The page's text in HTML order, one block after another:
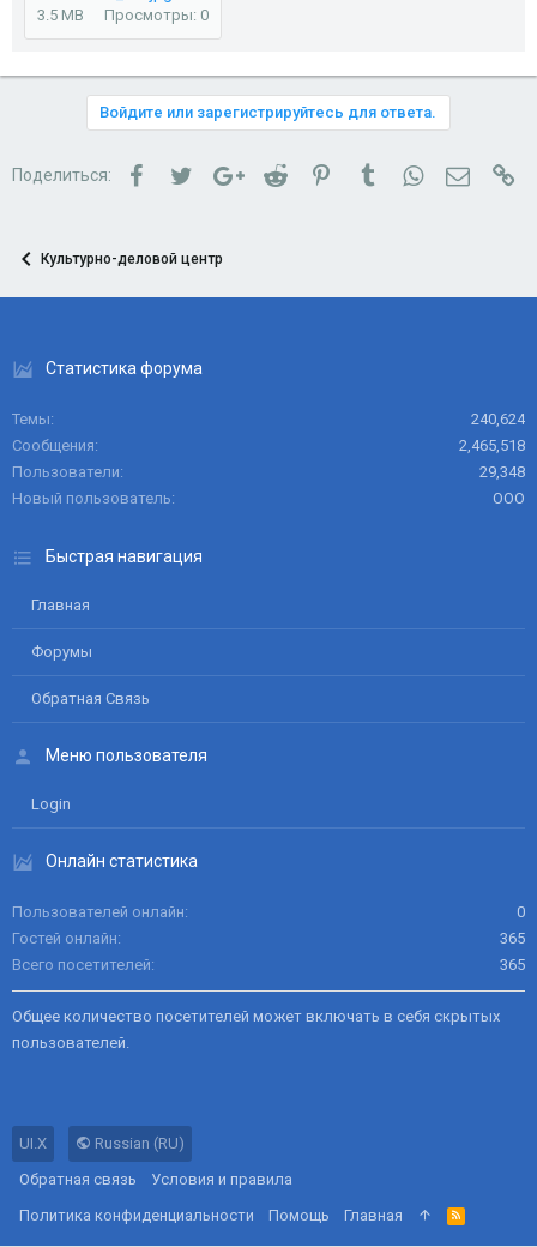
3.5 MB Просмотры: 0
Войдите или зарегистрируйтесь для ответа.
Поделиться: FacebookTwitterGoogle+Reddit PinterestTumblrWhatsApp
Культурно-деловой центр
Статистика форума
Темы
240,624
Сообщения
2,465,518
Пользователи
29,348
Новый пользователь
ООО
Быстрая навигация
Главная
Форумы
Обратная Связь
Меню пользователя
Login
Онлайн статистика
Пользователей онлайн
0
Гостей онлайн
365
Всего посетителей
365
Общее количество посетителей может включать в себя скрытых
пользователей.
UI.X
Russian (RU)
Обратная связь
Условия и правила
Политика конфиденциальности
Помощь Главная
R
S